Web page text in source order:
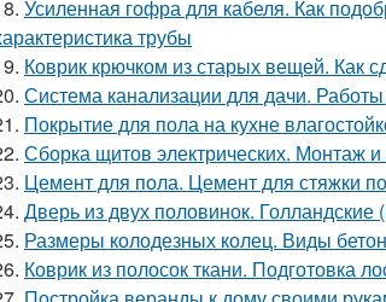
Усиленная гофра для кабеля. Как
трубы
Коврик крючком из старых вещей. Как
Система канализации для дачи.
Покрытие для пола на кухне
Сборка щитов электрических. Монтаж и
Цемент для пола. Цемент для стяжки
Дверь из двух половинок.
Размеры колодезных колец. Виды
Коврик из полосок ткани. Подготовка